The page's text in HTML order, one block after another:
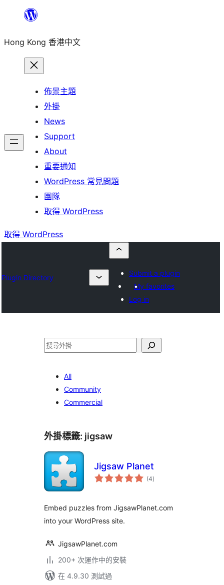
主
Hong Kong 香港中文
佈景主題
外掛
News
Support
About
重要通知
WordPress 常見問題
團隊
取得 WordPress
取得 WordPress
Plugin Directory
Submit a plugin
My favorites
Log in
搜
All
Community
Commercial
外掛標籤: jigsaw
Jigsaw Planet
(4總
評)
Embed puzzles from JigsawPlanet.com
into your WordPress site.
JigsawPlanet.com
200+ 次運作中的安裝
在 4.9.30 測試過